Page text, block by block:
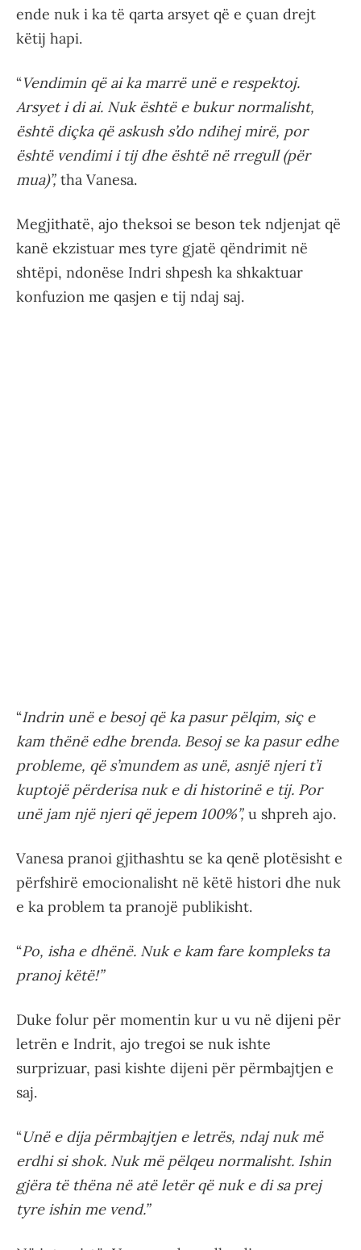
ende nuk i ka të qarta arsyet që e çuan drejt
këtij hapi.
“Vendimin që ai ka marrë unë e respektoj.
Arsyet i di ai. Nuk është e bukur normalisht,
është diçka që askush s’do ndihej mirë, por
është vendimi i tij dhe është në rregull (për
mua)”, tha Vanesa.
Megjithatë, ajo theksoi se beson tek ndjenjat që
kanë ekzistuar mes tyre gjatë qëndrimit në
shtëpi, ndonëse Indri shpesh ka shkaktuar
konfuzion me qasjen e tij ndaj saj.
“Indrin unë e besoj që ka pasur pëlqim, siç e
kam thënë edhe brenda. Besoj se ka pasur edhe
probleme, që s’mundem as unë, asnjë njeri t’i
kuptojë përderisa nuk e di historinë e tij. Por
unë jam një njeri që jepem 100%”, u shpreh ajo.
Vanesa pranoi gjithashtu se ka qenë plotësisht e
përfshirë emocionalisht në këtë histori dhe nuk
e ka problem ta pranojë publikisht.
“Po, isha e dhënë. Nuk e kam fare kompleks ta
pranoj këtë!”
Duke folur për momentin kur u vu në dijeni për
letrën e Indrit, ajo tregoi se nuk ishte
surprizuar, pasi kishte dijeni për përmbajtjen e
saj.
“Unë e dija përmbajtjen e letrës, ndaj nuk më
erdhi si shok. Nuk më pëlqeu normalisht. Ishin
gjëra të thëna në atë letër që nuk e di sa prej
tyre ishin me vend.”